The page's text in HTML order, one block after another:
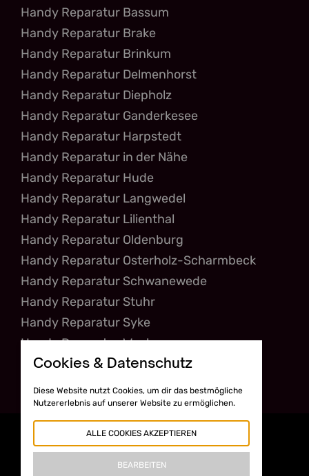
Handy Reparatur Bassum
Handy Reparatur Brake
Handy Reparatur Brinkum
Handy Reparatur Delmenhorst
Handy Reparatur Diepholz
Handy Reparatur Ganderkesee
Handy Reparatur Harpstedt
Handy Reparatur in der Nähe
Handy Reparatur Hude
Handy Reparatur Langwedel
Handy Reparatur Lilienthal
Handy Reparatur Oldenburg
Handy Reparatur Osterholz-Scharmbeck
Handy Reparatur Schwanewede
Handy Reparatur Stuhr
Handy Reparatur Syke
Handy Reparatur Weyhe
Cookies & Datenschutz
Diese Website nutzt Cookies, um dir das bestmögliche
Nutzererlebnis auf unserer Website zu ermöglichen.
ALLE COOKIES AKZEPTIEREN
BEARBEITEN